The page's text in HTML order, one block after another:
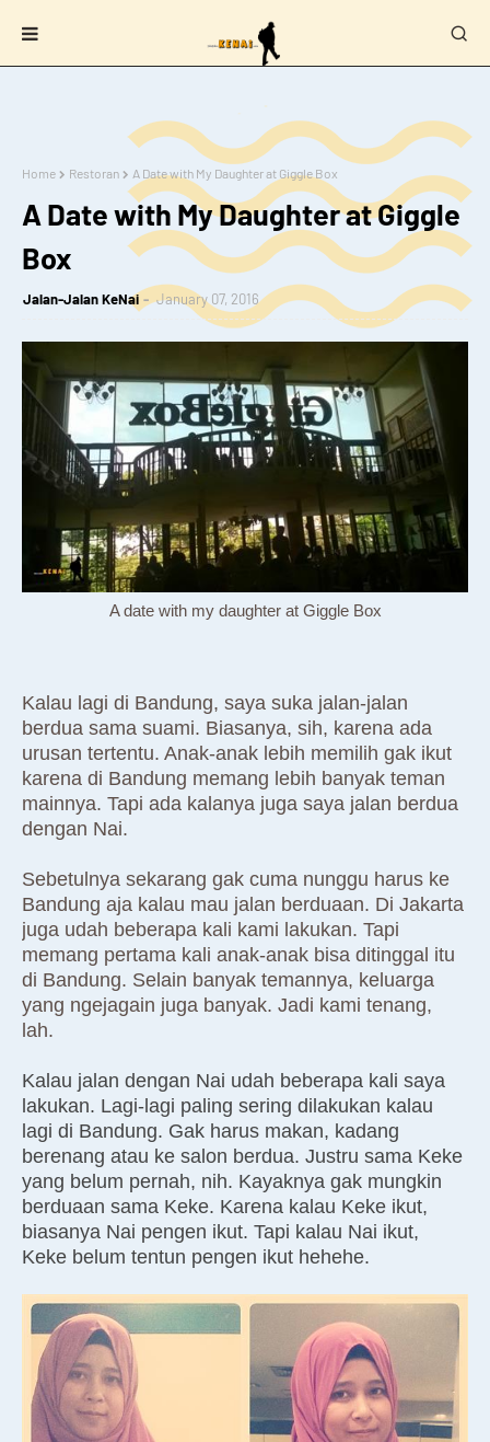
Home Restoran A Date with My Daughter at Giggle Box
A Date with My Daughter at Giggle
Box
Jalan-Jalan KeNai January 07, 2016
A date with my daughter at Giggle Box
Kalau lagi di Bandung, saya suka jalan-jalan
berdua sama suami. Biasanya, sih, karena ada
urusan tertentu. Anak-anak lebih memilih gak ikut
karena di Bandung memang lebih banyak teman
mainnya. Tapi ada kalanya juga saya jalan berdua
dengan Nai.
Sebetulnya sekarang gak cuma nunggu harus ke
Bandung aja kalau mau jalan berduaan. Di Jakarta
juga udah beberapa kali kami lakukan. Tapi
memang pertama kali anak-anak bisa ditinggal itu
di Bandung. Selain banyak temannya, keluarga
yang ngejagain juga banyak. Jadi kami tenang,
lah.
Kalau jalan dengan Nai udah beberapa kali saya
lakukan. Lagi-lagi paling sering dilakukan kalau
lagi di Bandung. Gak harus makan, kadang
berenang atau ke salon berdua. Justru sama Keke
yang belum pernah, nih. Kayaknya gak mungkin
berduaan sama Keke. Karena kalau Keke ikut,
biasanya Nai pengen ikut. Tapi kalau Nai ikut,
Keke belum tentun pengen ikut hehehe.